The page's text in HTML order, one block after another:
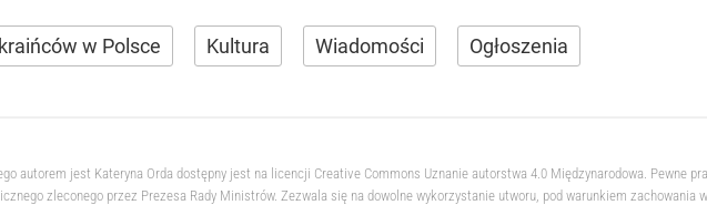
w Polsce Kultura Wiadomości Ogłoszenia
autorem jest Kateryna Orda dostępny jest na licencji Creative Commons Uznanie autorstwa 4.0 Międzynarodowa. Pewne
zleconego przez Prezesa Rady Ministrów. Zezwala się na dowolne wykorzystanie utworu, pod warunkiem